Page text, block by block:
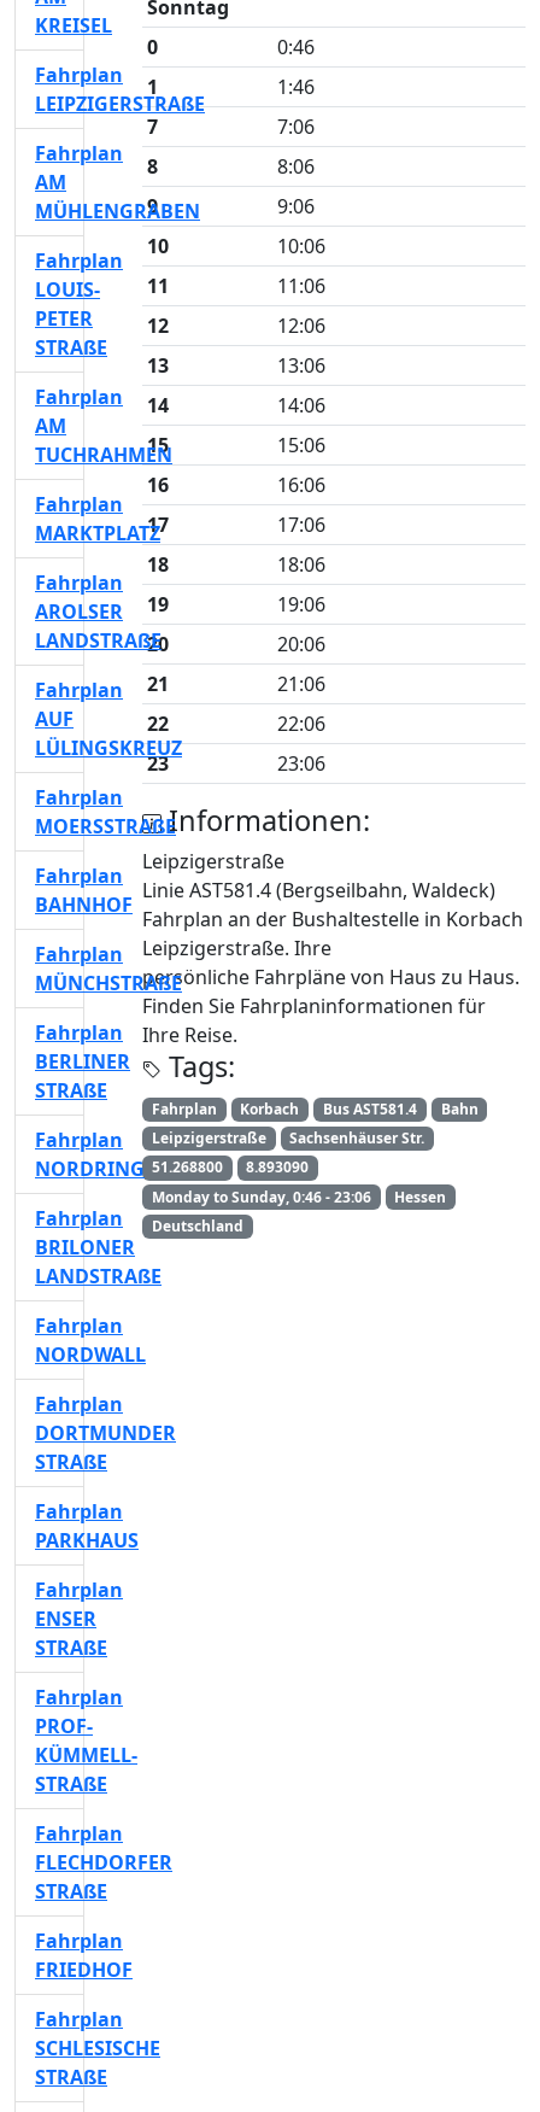
Sonntag
0
0:46
1
1:46
7
7:06
8
8:06
9
9:06
10
10:06
11
11:06
12
12:06
13
13:06
14
14:06
15
15:06
16
16:06
17
17:06
18
18:06
19
19:06
20
20:06
21
21:06
22
22:06
23
23:06
Informationen:
Leipzigerstraße
Linie AST581.4 (Bergseilbahn, Waldeck)
Fahrplan an der Bushaltestelle in Korbach
Leipzigerstraße. Ihre
persönliche Fahrpläne von Haus zu Haus.
Finden Sie Fahrplaninformationen für
Ihre Reise.
Tags:
Fahrplan Korbach Bus AST581.4
Bahn
Leipzigerstraße
Sachsenhäuser Str.
51.268800
8.893090
Monday to Sunday, 0:46 - 23:06
Hessen
Deutschland
KREISEL
Fahrplan
LEIPZIGERSTRAßE
Fahrplan
AM
MÜHLENGRABEN
Fahrplan
LOUIS-
PETER
STRAßE
Fahrplan
AM
TUCHRAHMEN
Fahrplan
MARKTPLATZ
Fahrplan
AROLSER
LANDSTRAßE
Fahrplan
AUF
LÜLINGSKREUZ
Fahrplan
MOERSSTRAßE
Fahrplan
BAHNHOF
Fahrplan
MÜNCHSTRAßE
Fahrplan
BERLINER
STRAßE
Fahrplan
NORDRING
Fahrplan
BRILONER
LANDSTRAßE
Fahrplan
NORDWALL
Fahrplan
DORTMUNDER
STRAßE
Fahrplan
PARKHAUS
Fahrplan
ENSER
STRAßE
Fahrplan
PROF-
KÜMMELL-
STRAßE
Fahrplan
FLECHDORFER
STRAßE
Fahrplan
FRIEDHOF
Fahrplan
SCHLESISCHE
STRAßE